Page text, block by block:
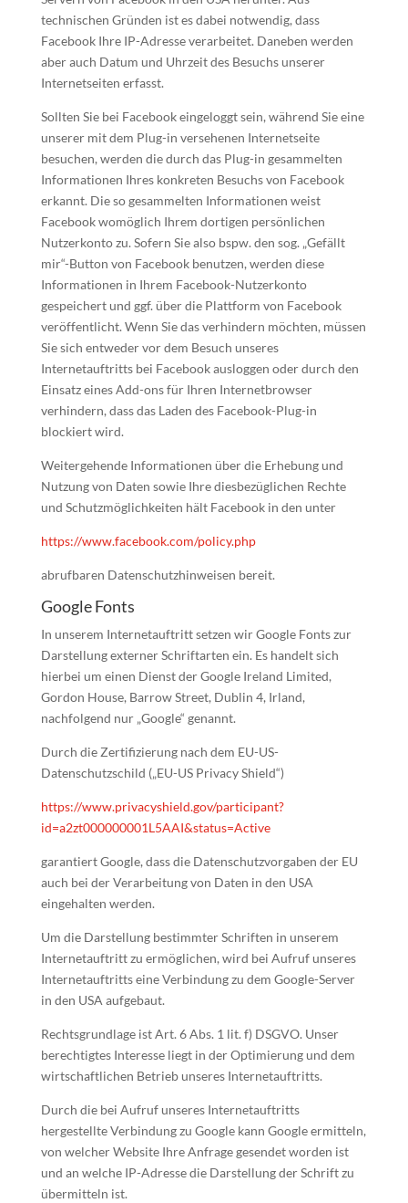
technischen Gründen ist es dabei notwendig, dass
Facebook Ihre IP-Adresse verarbeitet. Daneben werden
aber auch Datum und Uhrzeit des Besuchs unserer
Internetseiten erfasst.
Sollten Sie bei Facebook eingeloggt sein, während Sie eine
unserer mit dem Plug-in versehenen Internetseite
besuchen, werden die durch das Plug-in gesammelten
Informationen Ihres konkreten Besuchs von Facebook
erkannt. Die so gesammelten Informationen weist
Facebook womöglich Ihrem dortigen persönlichen
Nutzerkonto zu. Sofern Sie also bspw. den sog. „Gefällt
mir“-Button von Facebook benutzen, werden diese
Informationen in Ihrem Facebook-Nutzerkonto
gespeichert und ggf. über die Plattform von Facebook
veröffentlicht. Wenn Sie das verhindern möchten, müssen
Sie sich entweder vor dem Besuch unseres
Internetauftritts bei Facebook ausloggen oder durch den
Einsatz eines Add-ons für Ihren Internetbrowser
verhindern, dass das Laden des Facebook-Plug-in
blockiert wird.
Weitergehende Informationen über die Erhebung und
Nutzung von Daten sowie Ihre diesbezüglichen Rechte
und Schutzmöglichkeiten hält Facebook in den unter
https://www.facebook.com/policy.php
abrufbaren Datenschutzhinweisen bereit.
Google Fonts
In unserem Internetauftritt setzen wir Google Fonts zur
Darstellung externer Schriftarten ein. Es handelt sich
hierbei um einen Dienst der Google Ireland Limited,
Gordon House, Barrow Street, Dublin 4, Irland,
nachfolgend nur „Google“ genannt.
Durch die Zertifizierung nach dem EU-US-
Datenschutzschild („EU-US Privacy Shield“)
https://www.privacyshield.gov/participant?
id=a2zt000000001L5AAI&status=Active
garantiert Google, dass die Datenschutzvorgaben der EU
auch bei der Verarbeitung von Daten in den USA
eingehalten werden.
Um die Darstellung bestimmter Schriften in unserem
Internetauftritt zu ermöglichen, wird bei Aufruf unseres
Internetauftritts eine Verbindung zu dem Google-Server
in den USA aufgebaut.
Rechtsgrundlage ist Art. 6 Abs. 1 lit. f) DSGVO. Unser
berechtigtes Interesse liegt in der Optimierung und dem
wirtschaftlichen Betrieb unseres Internetauftritts.
Durch die bei Aufruf unseres Internetauftritts
hergestellte Verbindung zu Google kann Google ermitteln,
von welcher Website Ihre Anfrage gesendet worden ist
und an welche IP-Adresse die Darstellung der Schrift zu
übermitteln ist.